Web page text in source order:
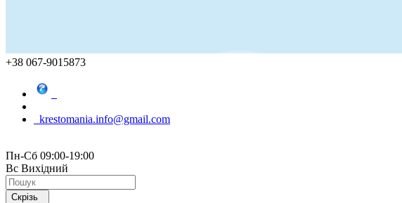
+38 067-9015873
krestomania.info@gmail.com
Пн-Сб 09:00-19:00
Вс Вихідний
Скрізь